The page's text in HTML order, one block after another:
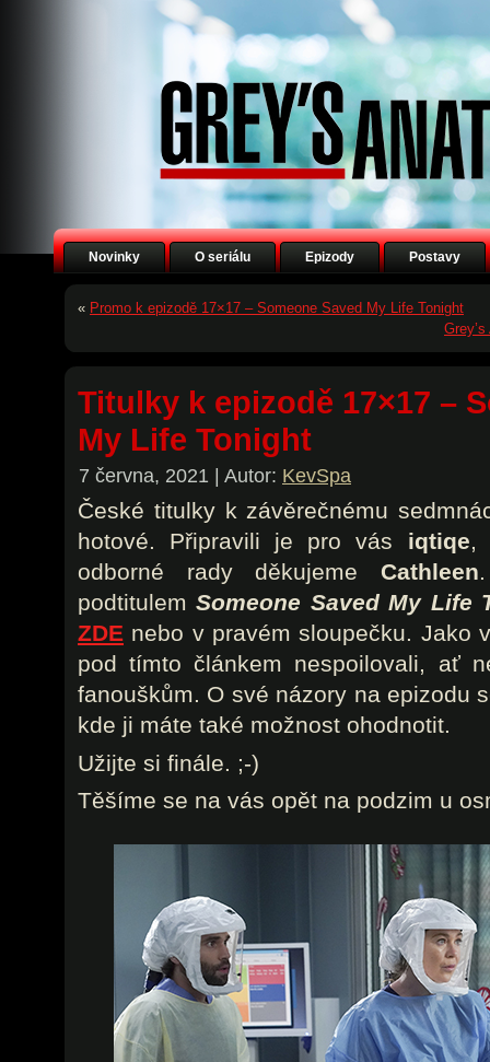
Novinky O seriálu Epizody Postavy
« Promo k epizodě 17×17 – Someone Saved My Life Tonight
Titulky k epizodě 17×17 –
My Life Tonight
7 června, 2021 | Autor: KevSpa
České titulky k závěrečnému
hotové. Připravili je pro vás iqtiqe,
odborné rady děkujeme Cathleen
podtitulemSomeone Saved My Life
ZDE nebo v pravém sloupečku. Jako
pod tímto článkem nespoilovali, ať
fanouškům. O své názory na epizodu
kde ji máte také možnost ohodnotit.
Užijte si finále. ;-)
Těšíme se na vás opět na podzim u